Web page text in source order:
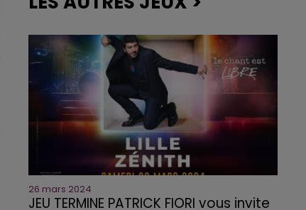
26 mars 2024
JEU TERMINE PATRICK FIORI vous invite